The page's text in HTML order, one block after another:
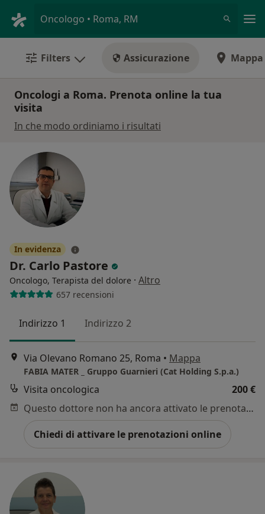
Oncologo • Roma, RM
Filters Assicurazione Mappa
Oncologi a Roma. Prenota online la tua
visita
In che modo ordiniamo i risultati
In evidenza
Dr. Carlo Pastore
Oncologo, Terapista del dolore · Altro
657 recensioni
Indirizzo 1 Indirizzo 2
Via Olevano Romano 25, Roma • Mappa
FABIA MATER _ Gruppo Guarnieri (Cat Holding S.p.a.)
Visita oncologica
200 €
Questo dottore non ha ancora attivato le prenotazioni online presso questo indirizzo.
Chiedi di attivare le prenotazioni online